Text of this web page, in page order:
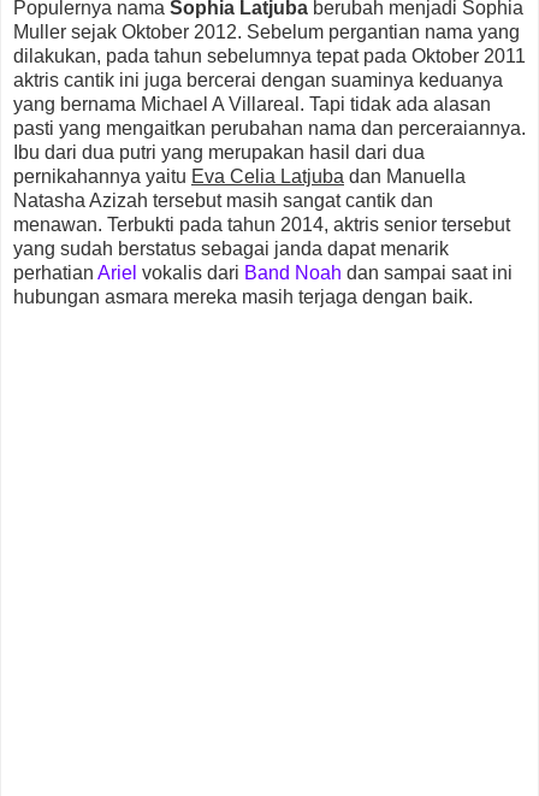
Populernya nama Sophia Latjuba berubah menjadi Sophia
Muller sejak Oktober 2012. Sebelum pergantian nama yang
dilakukan, pada tahun sebelumnya tepat pada Oktober 2011
aktris cantik ini juga bercerai dengan suaminya keduanya
yang bernama Michael A Villareal. Tapi tidak ada alasan
pasti yang mengaitkan perubahan nama dan perceraiannya.
Ibu dari dua putri yang merupakan hasil dari dua
pernikahannya yaitu Eva Celia Latjuba dan Manuella
Natasha Azizah tersebut masih sangat cantik dan
menawan. Terbukti pada tahun 2014, aktris senior tersebut
yang sudah berstatus sebagai janda dapat menarik
perhatian Ariel vokalis dari Band Noah dan sampai saat ini
hubungan asmara mereka masih terjaga dengan baik.